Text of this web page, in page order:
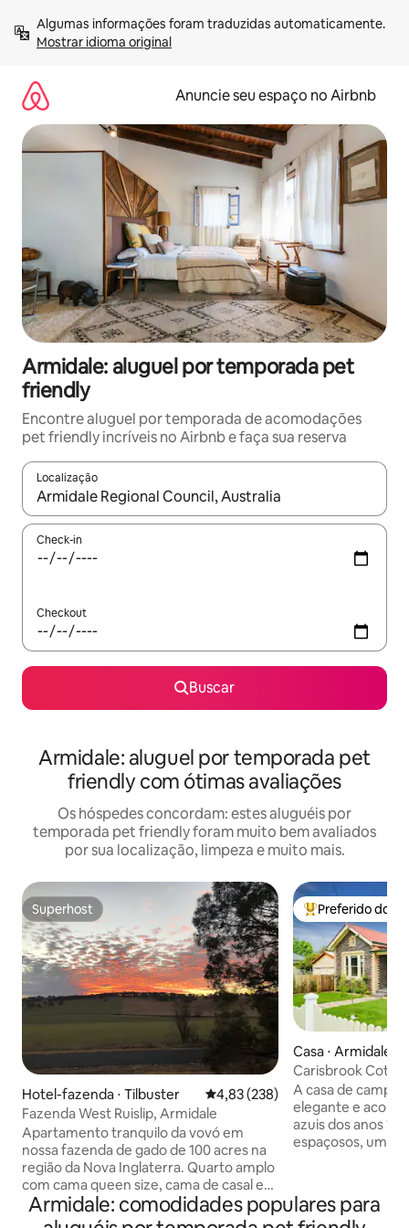
para
Mostrar idioma original
Anuncie seu espaço no Airbnb
Armidale: aluguel por temporada pet
friendly
Encontre aluguel por temporada de acomodações
pet friendly incríveis no Airbnb e faça sua reserva
Localização
Quando os resultados estiverem disponíveis, explore-os
Check-in
Checkout
Buscar
Armidale: aluguel por temporada pet
friendly com ótimas avaliações
Os hóspedes concordam: estes aluguéis por
temporada pet friendly foram muito bem avaliados
por sua localização, limpeza e muito mais.
Superhost
Superhost
Hotel-fazenda ⋅ Tilbuster 4,83 de uma avaliação média de
4,83 (238)
Fazenda West Ruislip, Armidale
Apartamento tranquilo da vovó em
nossa fazenda de gado de 100 acres na
região da Nova Inglaterra. Quarto amplo
com cama queen size, cama de casal e
cama de solteiro, sala de estar privativa,
cozinha compacta e banheiro. Ar-
Entre os
Preferido dos
Casa ⋅ Armidale
Carisbrook
A casa de campo
elegante e
azuis dos anos
espaçosos, uma
e uma cozinha
para todas as
Armidale: comodidades populares para